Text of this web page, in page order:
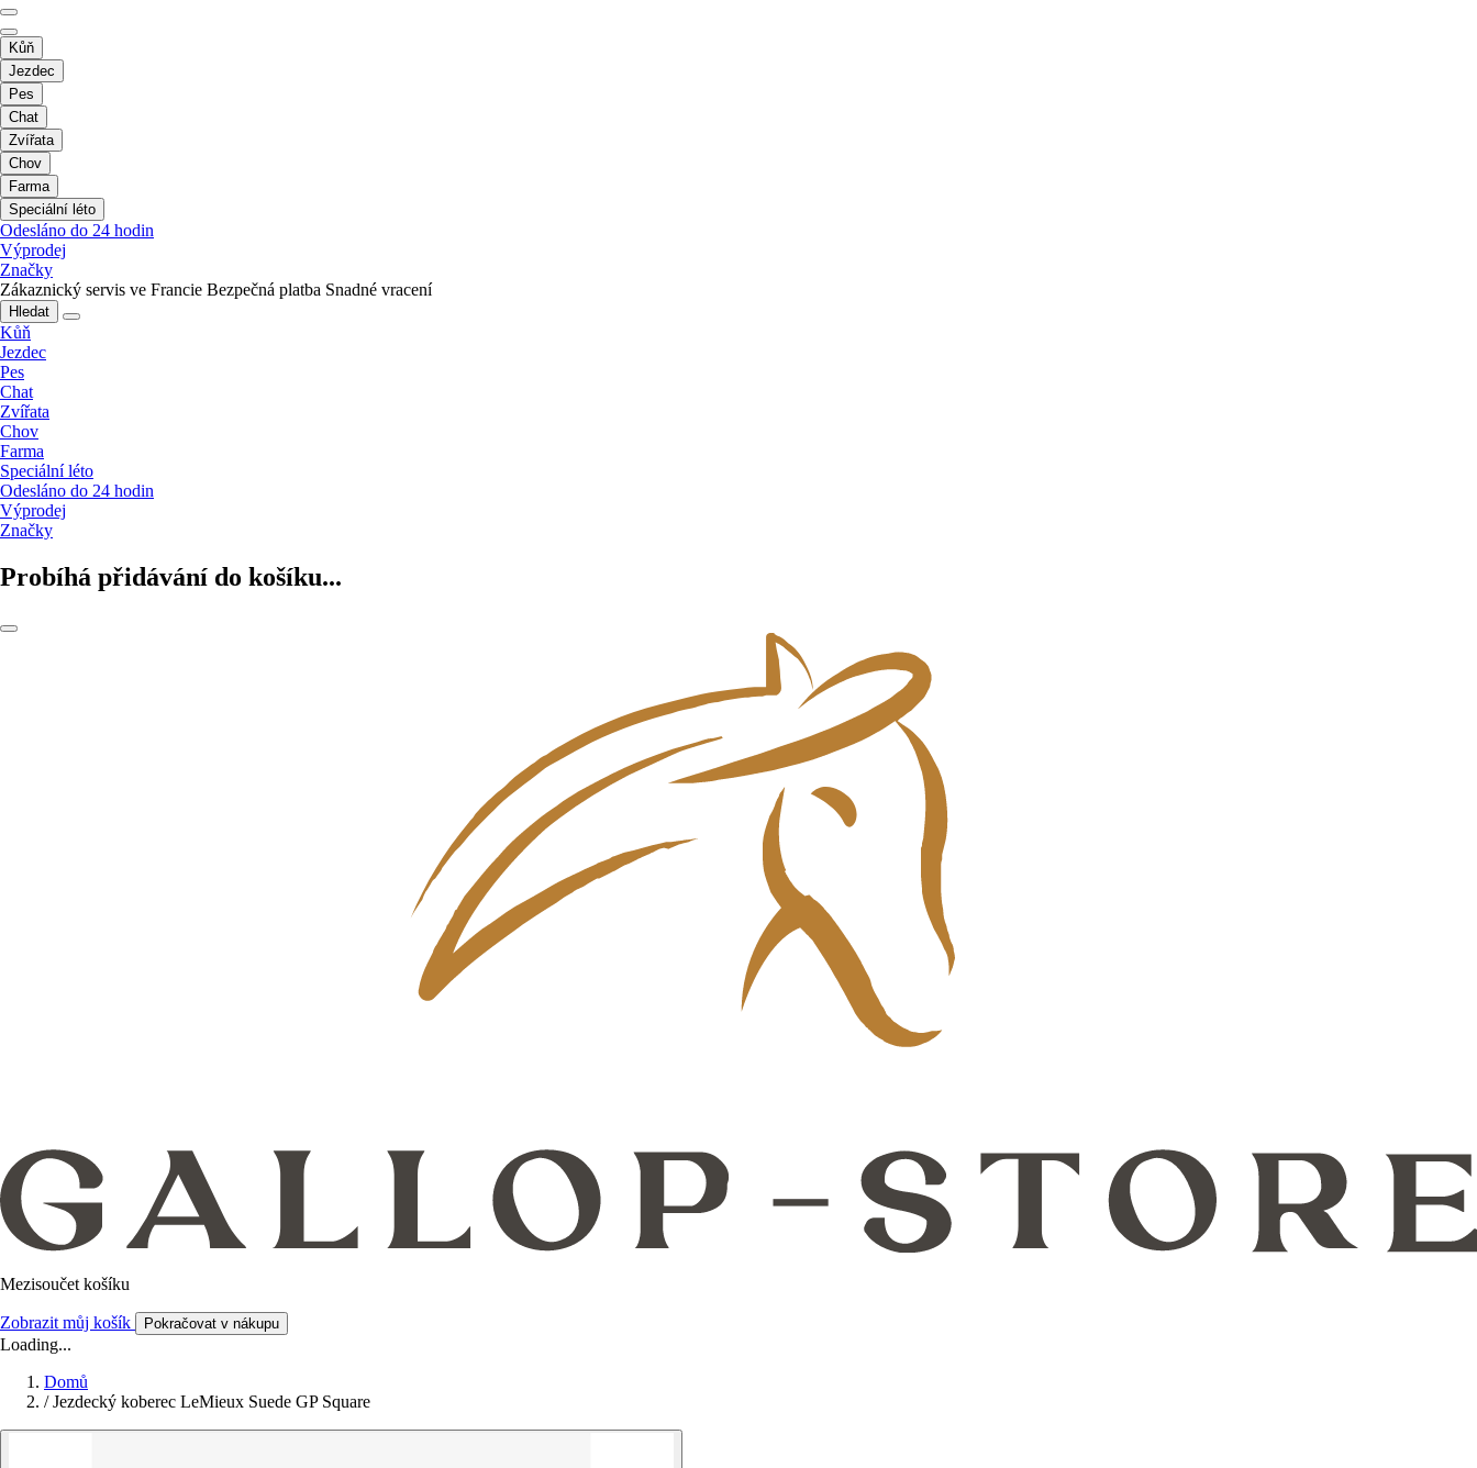
Kůň
Jezdec
Pes
Chat
Zvířata
Chov
Farma
Speciální léto
Odesláno do 24 hodin
Výprodej
Značky
Zákaznický servis ve Francie Bezpečná platba Snadné vracení
Hledat
Kůň
Jezdec
Pes
Chat
Zvířata
Chov
Farma
Speciální léto
Odesláno do 24 hodin
Výprodej
Značky
Probíhá přidávání do košíku...
Mezisoučet košíku
Zobrazit můj košík Pokračovat v nákupu
Loading...
Domů
/ Jezdecký koberec LeMieux Suede GP Square